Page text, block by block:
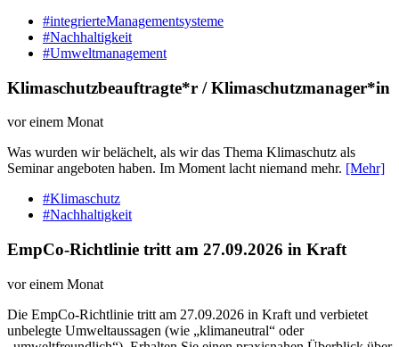
#integrierteManagementsysteme
#Nachhaltigkeit
#Umweltmanagement
Klimaschutzbeauftragte*r / Klimaschutzmanager*in
vor einem Monat
Was wurden wir belächelt, als wir das Thema Klimaschutz als
Seminar angeboten haben. Im Moment lacht niemand mehr. [Mehr]
#Klimaschutz
#Nachhaltigkeit
EmpCo-Richtlinie tritt am 27.09.2026 in Kraft
vor einem Monat
Die EmpCo-Richtlinie tritt am 27.09.2026 in Kraft und verbietet
unbelegte Umweltaussagen (wie „klimaneutral“ oder